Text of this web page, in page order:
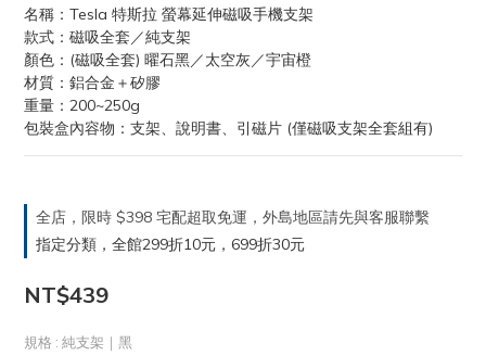
名稱：Tesla 特斯拉 螢幕延伸磁吸手機支架
款式：磁吸全套／純支架
顏色：(磁吸全套) 曜石黑／太空灰／宇宙橙
材質：鋁合金＋矽膠
重量：200~250g
包裝盒內容物：支架、說明書、引磁片 (僅磁吸支架全套組有)
全店，限時 $398 宅配超取免運，外島地區請先與客服聯繫
指定分類，全館299折10元，699折30元
NT$439
規格 : 純支架｜黑